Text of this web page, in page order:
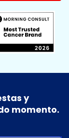
y
momento.